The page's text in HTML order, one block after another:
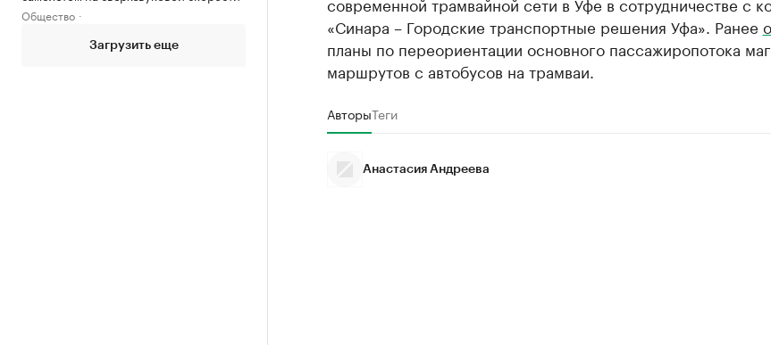
Общество
Загрузить еще
«Синара – Городские транспортные решения Уфа». Ранее
планы по переориентации основного пассажиропотока
маршрутов с автобусов на трамваи.
АвторыТеги
Анастасия Андреева